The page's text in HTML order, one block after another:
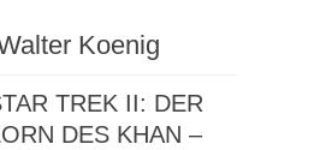
Koenig
TREK II: DER
DES KHAN –